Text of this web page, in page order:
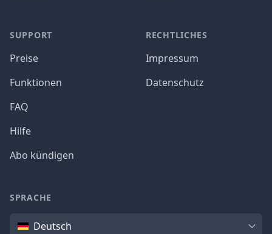
SUPPORT
Preise
Funktionen
FAQ
Hilfe
Abo kündigen
RECHTLICHES
Impressum
Datenschutz
SPRACHE
SpracheDeutsch